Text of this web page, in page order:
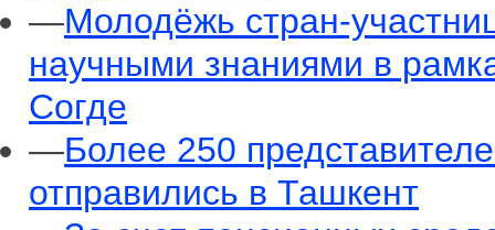
—Молодёжь стран-
научными знаниями в
Согде
—Более 250
отправились в Ташкент